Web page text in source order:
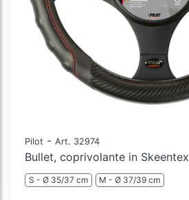
Pilot - Art. 32974
Bullet, coprivolante in Skeentex
S - Ø 35/37 cm M - Ø 37/39 cm